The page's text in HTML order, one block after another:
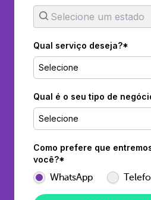
Qual serviço deseja?*
Selecione
Qual é o seu tipo de
Selecione
Como prefere que
você?*
WhatsApp